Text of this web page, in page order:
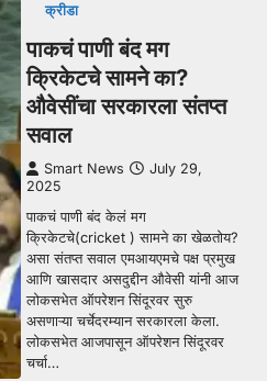
क्रीडा
पाकचं पाणी बंद मग
क्रिकेटचे सामने का?
औवेसींचा सरकारला संतप्त
सवाल
Smart News
July 29,
2025
पाकचं पाणी बंद केलं मग
क्रिकेटचे(cricket ) सामने का खेळतोय?
असा संतप्त सवाल एमआयएमचे पक्ष प्रमुख
आणि खासदार असदुद्दीन औवेसी यांनी आज
लोकसभेत ऑपरेशन सिंदूरवर सुरु
असणाऱ्या चर्चेदरम्यान सरकारला केला.
लोकसभेत आजपासून ऑपरेशन सिंदूरवर
चर्चा…